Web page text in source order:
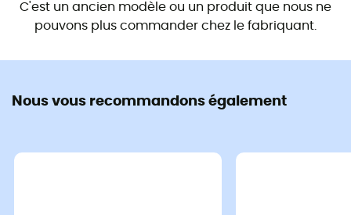
C'est un ancien modèle ou un produit que nous ne
pouvons plus commander chez le fabriquant.
Nous vous recommandons également